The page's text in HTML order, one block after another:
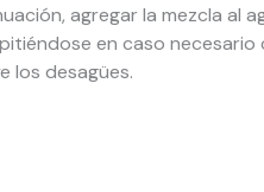
agregar la mezcla al
en caso
los desagües.